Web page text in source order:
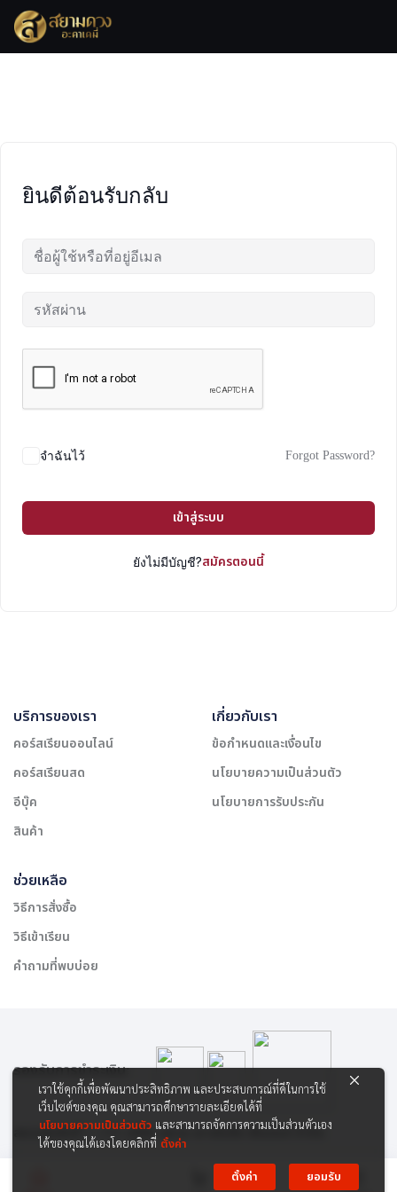
Skip
content
ยินดีต้อนรับกลับ
จำฉันไว้ Forgot Password?
เข้าสู่ระบบ
ยังไม่มีบัญชี?สมัครตอนนี้
บริการของเรา
คอร์สเรียนออนไลน์
คอร์สเรียนสด
อีบุ๊ค
สินค้า
เกี่ยวกับเรา
ข้อกำหนดและเงื่อนไข
นโยบายความเป็นส่วนตัว
นโยบายการรับประกัน
ช่วยเหลือ
วิธีการสั่งซื้อ
วิธีเข้าเรียน
คำถามที่พบบ่อย
สงวนลิขสิทธิ์ © 2565 บริษัท สยาม เคาเซิลลิ่ง เซ็นเตอร์ จำกัด
รองรับการชำระเงิน:
เราใช้คุกกี้เพื่อพัฒนาประสิทธิภาพ และประสบการณ์ที่ดีในการใช้
เว็บไซต์ของคุณ คุณสามารถศึกษารายละเอียดได้ที่
นโยบายความเป็นส่วนตัว และสามารถจัดการความเป็นส่วนตัวเอง
ได้ของคุณได้เองโดยคลิกที่ ตั้งค่า
ตั้งค่า
ยอมรับ